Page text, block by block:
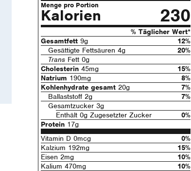
Menge pro Portion
Kalorien 230
% Täglicher Wert*
Gesamtfett 9g
12%
Gesättigte Fettsäuren 4g
20%
Trans Fett 0g
Cholesterin 45mg
15%
Natrium 190mg
8%
Kohlenhydrate gesamt 20g
7%
Ballaststoff 2g
7%
Gesamtzucker 3g
Enthält 0g Zugesetzter Zucker
0%
Protein 17g
Vitamin D 0mcg
0%
Kalzium 192mg
15%
Eisen 2mg
10%
Kalium 470mg
10%